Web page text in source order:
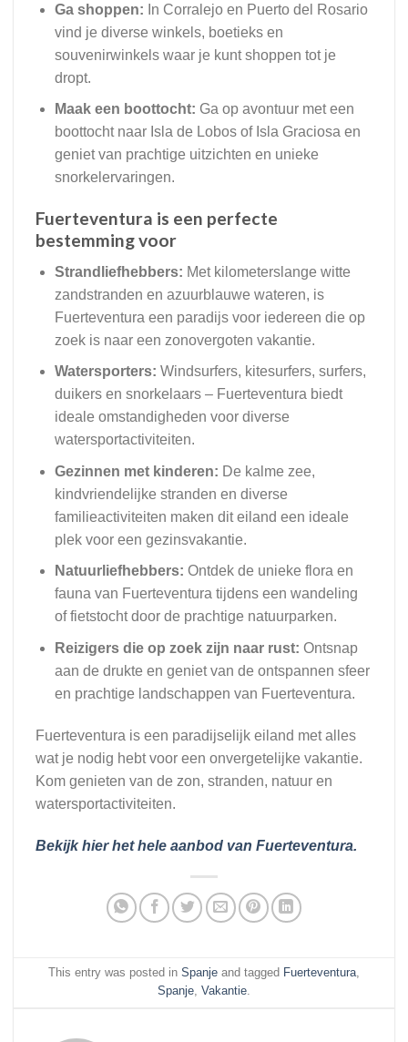
Ga shoppen: In Corralejo en Puerto del Rosario
vind je diverse winkels, boetieks en
souvenirwinkels waar je kunt shoppen tot je
dropt.
Maak een boottocht: Ga op avontuur met een
boottocht naar Isla de Lobos of Isla Graciosa en
geniet van prachtige uitzichten en unieke
snorkelervaringen.
Fuerteventura is een perfecte
bestemming voor
Strandliefhebbers: Met kilometerslange witte
zandstranden en azuurblauwe wateren, is
Fuerteventura een paradijs voor iedereen die op
zoek is naar een zonovergoten vakantie.
Watersporters: Windsurfers, kitesurfers, surfers,
duikers en snorkelaars – Fuerteventura biedt
ideale omstandigheden voor diverse
watersportactiviteiten.
Gezinnen met kinderen: De kalme zee,
kindvriendelijke stranden en diverse
familieactiviteiten maken dit eiland een ideale
plek voor een gezinsvakantie.
Natuurliefhebbers: Ontdek de unieke flora en
fauna van Fuerteventura tijdens een wandeling
of fietstocht door de prachtige natuurparken.
Reizigers die op zoek zijn naar rust: Ontsnap
aan de drukte en geniet van de ontspannen sfeer
en prachtige landschappen van Fuerteventura.
Fuerteventura is een paradijselijk eiland met alles
wat je nodig hebt voor een onvergetelijke vakantie.
Kom genieten van de zon, stranden, natuur en
watersportactiviteiten.
Bekijk hier het hele aanbod van Fuerteventura.
This entry was posted in Spanje and tagged Fuerteventura
Spanje Vakantie